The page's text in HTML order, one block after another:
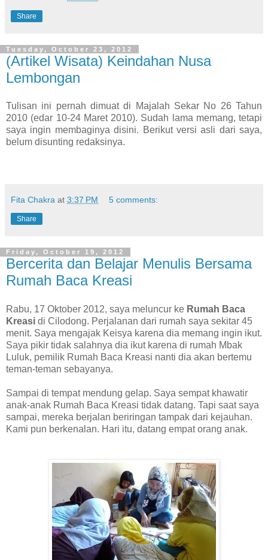
Share
Tuesday, October 23, 2012
(Artikel Wisata) Keindahan Nusa
Lembongan
Tulisan ini pernah dimuat di Majalah Sekar No 26 Tahun
2010 (edar 10-24 Maret 2010). Sudah lama memang, tetapi
saya ingin membaginya disini. Berikut versi asli dari saya,
belum disunting redaksinya.
Fita Chakra at 3:37 PM 5 comments:
Share
Friday, October 19, 2012
Bercerita dan Belajar Menulis Bersama
Rumah Baca Kreasi
Rabu, 17 Oktober 2012, saya meluncur ke Rumah Baca
Kreasi di Cilodong. Perjalanan dari rumah saya sekitar 45
menit. Saya mengajak Keisya karena dia memang ingin ikut.
Saya pikir tidak salahnya dia ikut karena di rumah Mbak
Luluk, pemilik Rumah Baca Kreasi nanti dia akan bertemu
teman-teman sebayanya.
Sampai di tempat mendung gelap. Saya sempat khawatir
anak-anak Rumah Baca Kreasi tidak datang. Tapi saat saya
sampai, mereka berjalan beriringan tampak dari kejauhan.
Kami pun berkenalan. Hari itu, datang empat orang anak.